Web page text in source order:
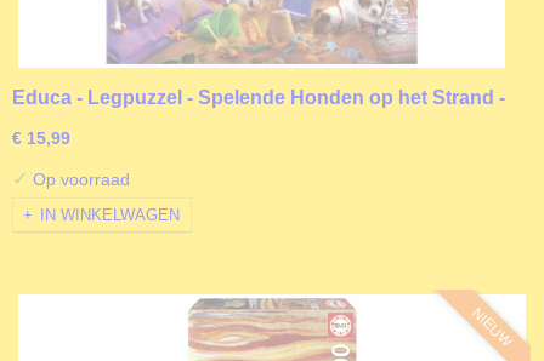
Educa - Legpuzzel - Spelende Honden op het Strand -
€ 15,99
✓ Op voorraad
IN WINKELWAGEN
NIEUW